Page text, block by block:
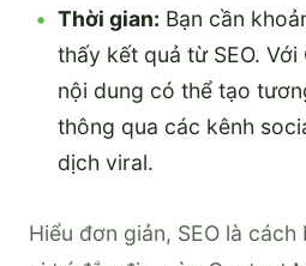
Thời gian: Bạn cần
thấy kết quả từ SEO.
nội dung có thể tạo
thông qua các kênh
dịch viral.
Hiểu đơn giản, SEO là